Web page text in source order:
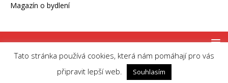
Magazín o bydlení
Copyright © 2026 | MH Magazine WordPress Theme by
Tato stránka používá cookies, která nám pomáhají pro vás
připravit lepší web.
Souhlasím